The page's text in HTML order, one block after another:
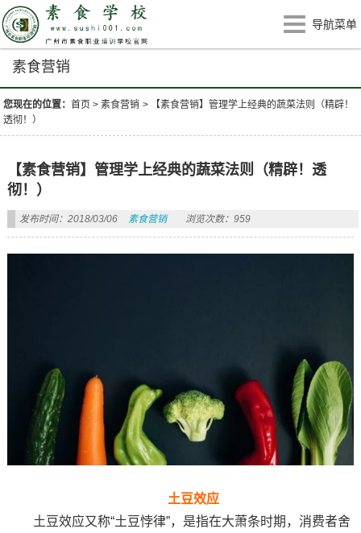
导航菜单
素食营销
您现在的位置：首页 >素食营销 >
【素食营销】管理学上经典的蔬菜法则（精辟！
透彻！）
【素食营销】管理学上经典的蔬菜法则（精辟！透
彻！）
发布时间：2018/03/06 素食营销 浏览次数：959
土豆效应
土豆效应又称“土豆悖律”，是指在大萧条时期，消费者舍